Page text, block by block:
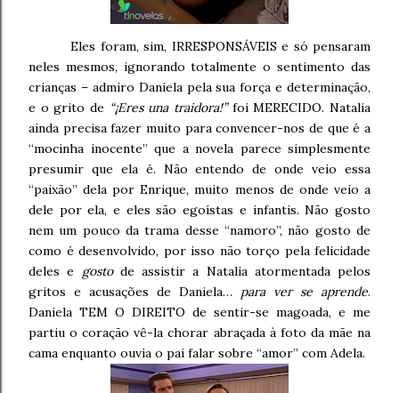
Eles foram, sim, IRRESPONSÁVEIS e só pensaram
neles mesmos, ignorando totalmente o sentimento das
crianças – admiro Daniela pela sua força e determinação,
e o grito de “¡Eres una traidora!”foi MERECIDO. Natalia
ainda precisa fazer muito para convencer-nos de que é a
“mocinha inocente” que a novela parece simplesmente
presumir que ela é. Não entendo de onde veio essa
“paixão” dela por Enrique, muito menos de onde veio a
dele por ela, e eles são egoístas e infantis. Não gosto
nem um pouco da trama desse “namoro”, não gosto de
como é desenvolvido, por isso não torço pela felicidade
deles e gostode assistir a Natalia atormentada pelos
gritos e acusações de Daniela… para ver se aprende.
Daniela TEM O DIREITO de sentir-se magoada, e me
partiu o coração vê-la chorar abraçada à foto da mãe na
cama enquanto ouvia o pai falar sobre “amor” com Adela.